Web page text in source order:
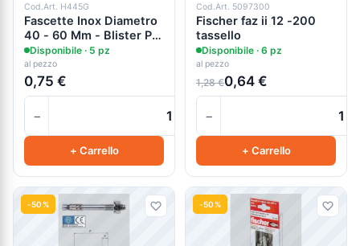
Cod.Art. H445G
Fascette Inox Diametro
40 - 60 Mm - Blister Pz
2 - Hidroself
Disponibile · 5 pz
al pezzo
0,75 €
−
+ Carrello
Cod.Art. 5097300
Fischer faz ii 12 -200
tassello
Disponibile · 6 pz
al pezzo
1,28 €0,64 €
−
+ Carrello
-50% -50%